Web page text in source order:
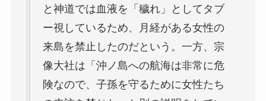
と神道では血液を「穢れ」としてタブ
ー視しているため、月経がある女性の
来島を禁止したのだという。一方、宗
像大社は「沖ノ島への航海は非常に危
険なので、子孫を守るために女性たち